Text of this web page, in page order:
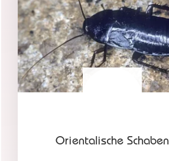
Orientalische Schaben